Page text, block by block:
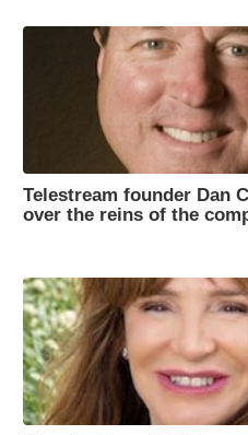
Telestream founder Dan
over the reins of the